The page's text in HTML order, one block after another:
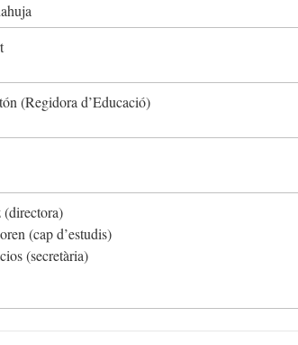
(Regidora d’Educació)
(cap d’estudis)
(secretària)